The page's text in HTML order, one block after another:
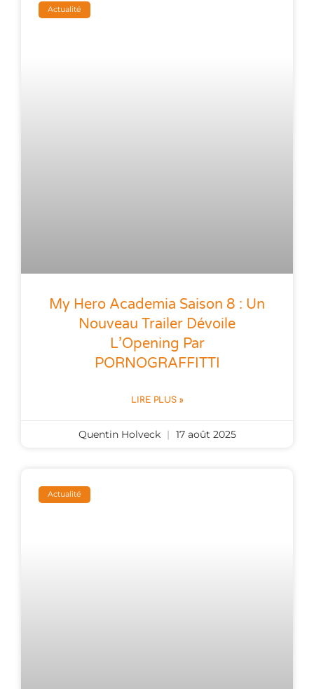
Actualité
My Hero Academia Saison 8 : Un
Nouveau Trailer Dévoile
L’Opening Par
PORNOGRAFFITTI
LIRE PLUS »
Quentin Holveck 17 août 2025
Actualité